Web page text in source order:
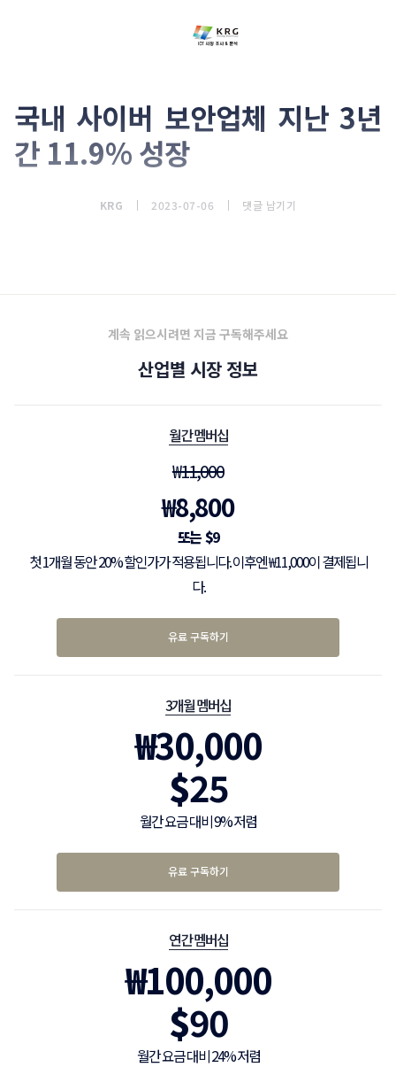
국내 사이버 보안업체 지난 3년
간 11.9% 성장
KRG 2023-07-06 댓글 남기기
계속 읽으시려면 지금 구독해주세요
산업별 시장 정보
월간 멤버십
₩11,000
₩8,800
$9
첫 1개월 동안 20% 할인가가 적용됩니다. 이후엔 ₩11,000이 결제됩니
다.
유료 구독하기
3개월 멤버십
₩30,000
$25
월간 요금 대비 9% 저렴
유료 구독하기
연간 멤버십
₩100,000
$90
월간 요금 대비 24% 저렴